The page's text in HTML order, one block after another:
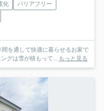
化
バリアフリー
を通して快適に暮らせるお家で
グは雪が積もって... もっと見る